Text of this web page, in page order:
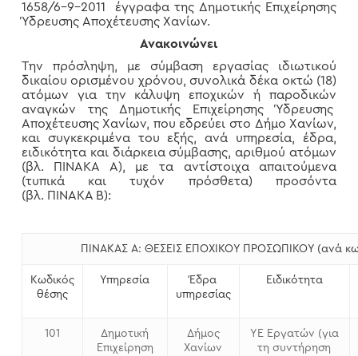
1658/6-9-2011 έγγραφα της Δημοτικής Επιχείρησης
Ύδρευσης Αποχέτευσης Χανίων.
Ανακοινώνει
Την πρόσληψη, με σύμβαση εργασίας ιδιωτικού
δικαίου ορισμένου χρόνου, συνολικά δέκα οκτώ (18)
ατόμων για την κάλυψη εποχικών ή παροδικών
αναγκών της Δημοτικής Επιχείρησης Ύδρευσης
Αποχέτευσης Χανίων, που εδρεύει στο Δήμο Χανίων,
και συγκεκριμένα του εξής, ανά υπηρεσία, έδρα,
ειδικότητα και διάρκεια σύμβασης, αριθμού ατόμων
(βλ. ΠΙΝΑΚΑ Α), με τα αντίστοιχα απαιτούμενα
(τυπικά και τυχόν πρόσθετα) προσόντα
(βλ. ΠΙΝΑΚΑ Β):
ΠΙΝΑΚΑΣ Α: ΘΕΣΕΙΣ ΕΠΟΧΙΚΟΥ ΠΡΟΣΩΠΙΚΟΥ (ανά
Κωδικός
θέσης
Υπηρεσία
Έδρα
υπηρεσίας
Ειδικότητα
101
Δημοτική
Επιχείρηση
Δήμος
Χανίων
ΥΕ Εργατών (για
τη συντήρηση